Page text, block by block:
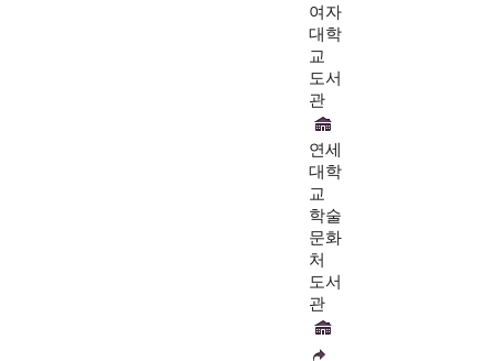
여자
대학
교
도서
관
연세
대학
교
학술
문화
처
도서
관